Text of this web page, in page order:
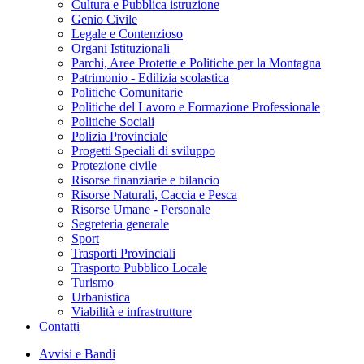
Cultura e Pubblica istruzione
Genio Civile
Legale e Contenzioso
Organi Istituzionali
Parchi, Aree Protette e Politiche per la Montagna
Patrimonio - Edilizia scolastica
Politiche Comunitarie
Politiche del Lavoro e Formazione Professionale
Politiche Sociali
Polizia Provinciale
Progetti Speciali di sviluppo
Protezione civile
Risorse finanziarie e bilancio
Risorse Naturali, Caccia e Pesca
Risorse Umane - Personale
Segreteria generale
Sport
Trasporti Provinciali
Trasporto Pubblico Locale
Turismo
Urbanistica
Viabilità e infrastrutture
Contatti
Avvisi e Bandi